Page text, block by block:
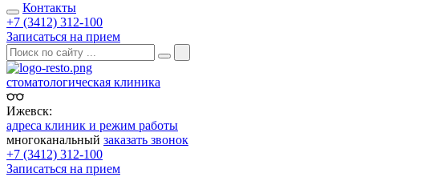
Контакты
+7 (3412) 312-100
Записаться на прием
стоматологическая клиника
Ижевск:
адреса клиник и режим работы
многоканальный заказать звонок
+7 (3412) 312-100
Записаться на прием